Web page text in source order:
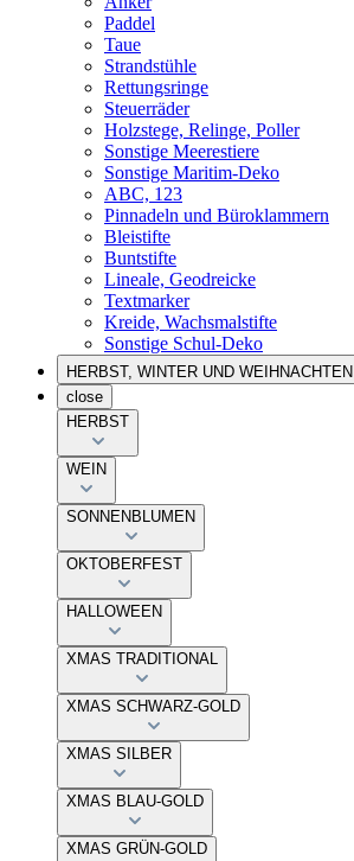
Paddel
Taue
Strandstühle
Rettungsringe
Steuerräder
Holzstege, Relinge, Poller
Sonstige Meerestiere
Sonstige Maritim-Deko
ABC, 123
Pinnadeln und Büroklammern
Bleistifte
Buntstifte
Lineale, Geodreicke
Textmarker
Kreide, Wachsmalstifte
Sonstige Schul-Deko
HERBST, WINTER UND WEIHNACHTEN
close
HERBST
WEIN
SONNENBLUMEN
OKTOBERFEST
HALLOWEEN
XMAS TRADITIONAL
XMAS SCHWARZ-GOLD
XMAS SILBER
XMAS BLAU-GOLD
XMAS GRÜN-GOLD